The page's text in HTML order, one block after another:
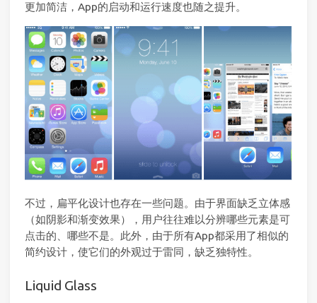
更加简洁，App的启动和运行速度也随之提升。
不过，扁平化设计也存在一些问题。由于界面缺乏立体感
（如阴影和渐变效果），用户往往难以分辨哪些元素是可
点击的、哪些不是。此外，由于所有App都采用了相似的
简约设计，使它们的外观过于雷同，缺乏独特性。
Liquid Glass